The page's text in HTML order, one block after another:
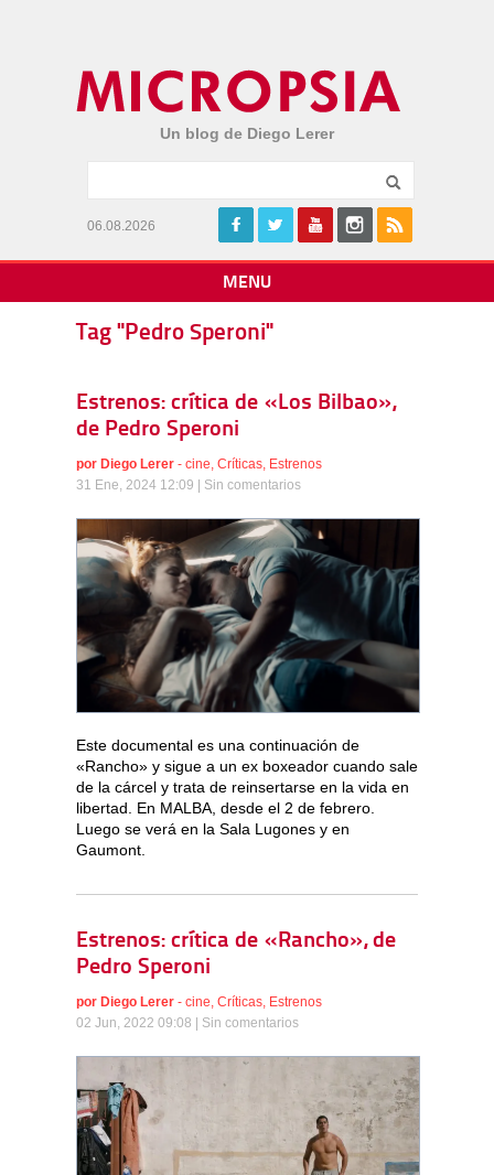
Un blog de Diego Lerer
06.08.2026
MENU
Tag "Pedro Speroni"
Estrenos: crítica de «Los Bilbao»,
de Pedro Speroni
por Diego Lerer - cine, Críticas, Estrenos
31 Ene, 2024 12:09 | Sin comentarios
Este documental es una continuación de
«Rancho» y sigue a un ex boxeador cuando sale
de la cárcel y trata de reinsertarse en la vida en
libertad. En MALBA, desde el 2 de febrero.
Luego se verá en la Sala Lugones y en
Gaumont.
Estrenos: crítica de «Rancho», de
Pedro Speroni
por Diego Lerer - cine Críticas Estrenos
02 Jun, 2022 09:08 | Sin comentarios